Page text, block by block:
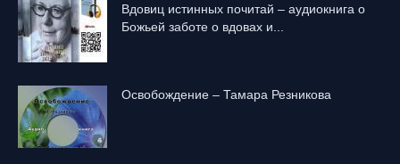
Вдовиц истинных почитай – аудиокнига о
Божьей заботе о вдовах и...
Освобождение – Тамара Резникова